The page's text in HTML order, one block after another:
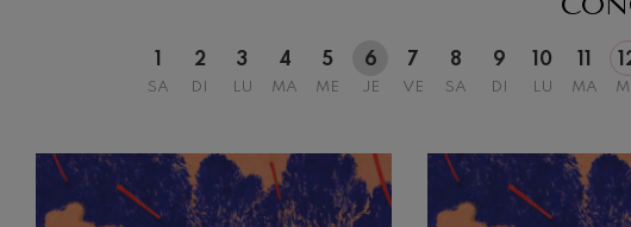
SA
2
DI
3
LU
4
MA
5
ME
6
JE
7
VE
8
SA
9
DI
10
LU MA
Gabriel Fauré: Pelléas et
Gabriel Fauré
Wolfgang Amadeus
clarinette